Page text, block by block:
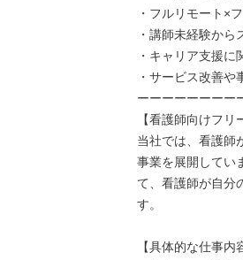
・フルリモート×
・講師未経験から
・キャリア支援に
・サービス改善や
ーーーーーーーー
【看護師向けフリ
当社では、看護師
事業を展開してい
て、看護師が自分
す。
【具体的な仕事内